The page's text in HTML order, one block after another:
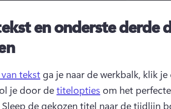
en onderste derde
tekst ga je naar de werkbalk, klik
je door de titelopties om het perfecte
Sleep de gekozen titel naar de tijdlijn